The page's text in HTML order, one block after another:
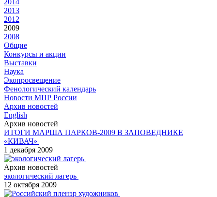
2013
2012
2009
2008
Общие
Конкурсы и акции
Выставки
Наука
Экопросвещение
Фенологический календарь
Новости МПР России
Архив новостей
English
Архив новостей
ИТОГИ МАРША ПАРКОВ-2009 В ЗАПОВЕДНИКЕ
«КИВАЧ»
1 декабря 2009
Архив новостей
экологический лагерь
12 октября 2009